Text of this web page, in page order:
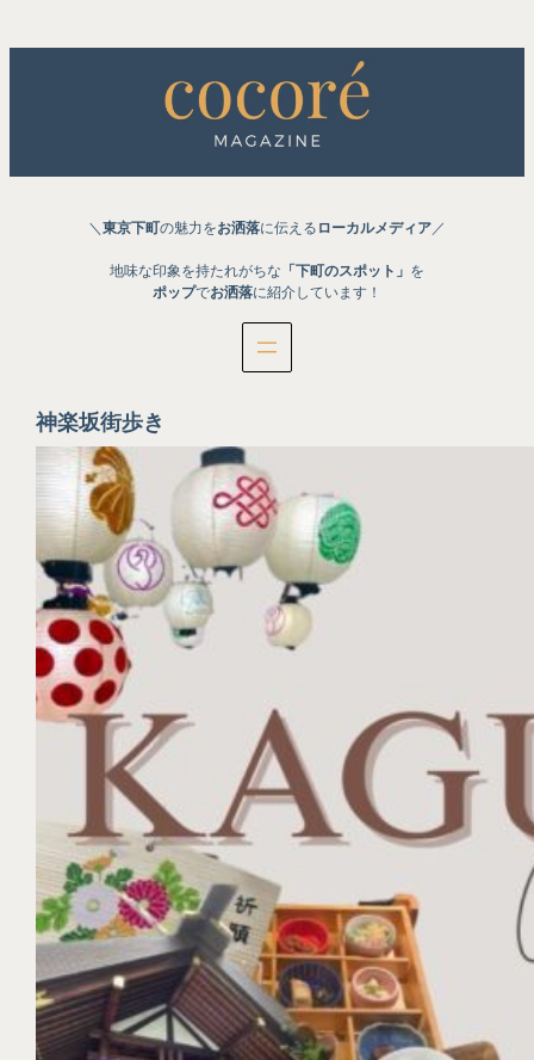
容
ッ
＼ 東京下町の魅力をお洒落に伝える ローカルメディア ／
地味な印象を持たれがちな 「下町のスポット」 を
ポップでお洒落に紹介しています！
神楽坂街歩き